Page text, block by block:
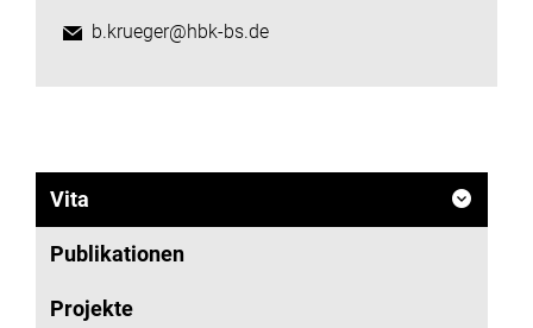
b.krueger@hbk-bs.de
Vita
Publikationen
Projekte